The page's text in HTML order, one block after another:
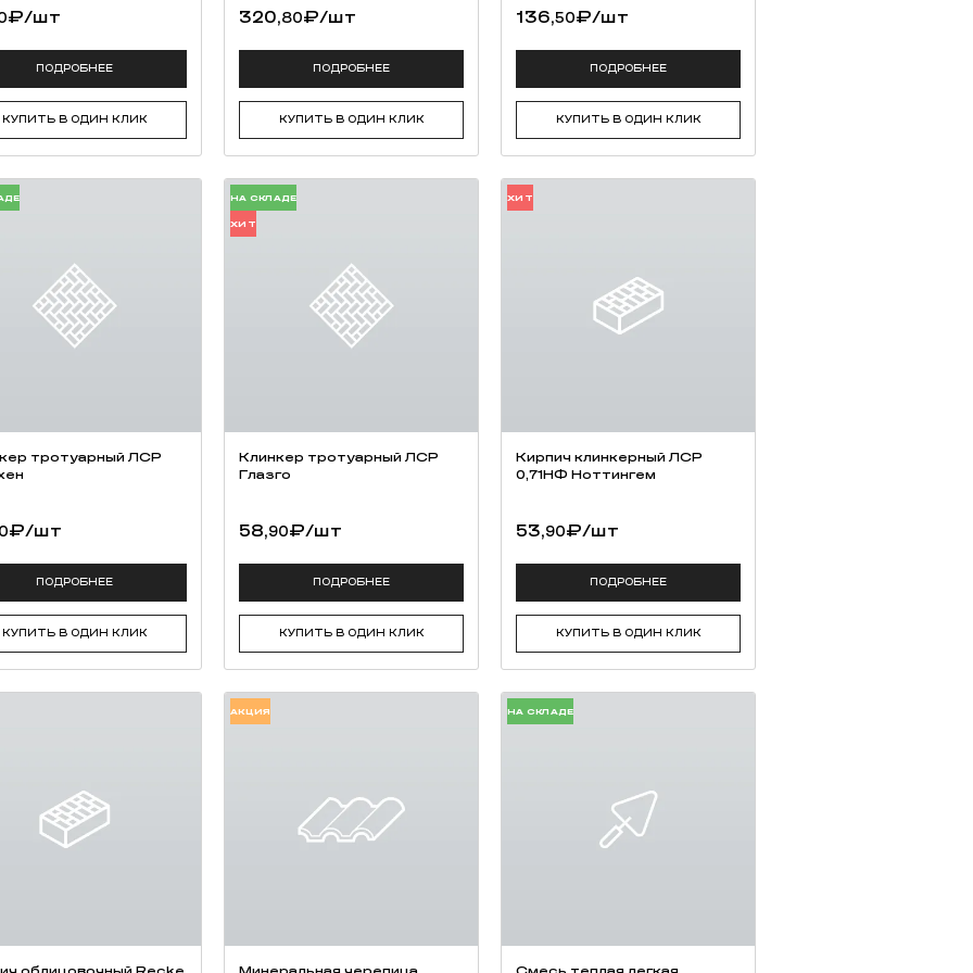
раствора при температуре твердения ниже +15°С
₽/шт
ПОДРОБНЕЕ
КУПИТЬ В ОДИН КЛИК
320,80₽/шт
ПОДРОБНЕЕ
КУПИТЬ В ОДИН КЛИК
136,50₽/шт
ПОДРОБНЕЕ
КУПИТЬ В ОДИН КЛИК
тротуарный ЛСР
₽/шт
ПОДРОБНЕЕ
КУПИТЬ В ОДИН КЛИК
НА СКЛАДЕ
ХИТ
Клинкер тротуарный ЛСР
Глазго
58,90₽/шт
ПОДРОБНЕЕ
КУПИТЬ В ОДИН КЛИК
ХИТ
Кирпич клинкерный ЛСР
0,71НФ Ноттингем
53,90₽/шт
ПОДРОБНЕЕ
КУПИТЬ В ОДИН КЛИК
АКЦИЯ НА СКЛАДЕ